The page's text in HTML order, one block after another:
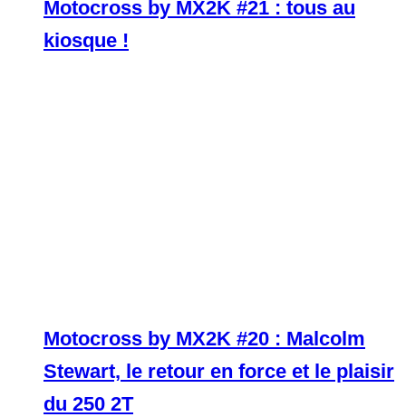
Motocross by MX2K #21 : tous au
kiosque !
Motocross by MX2K #20 : Malcolm
Stewart, le retour en force et le plaisir
du 250 2T